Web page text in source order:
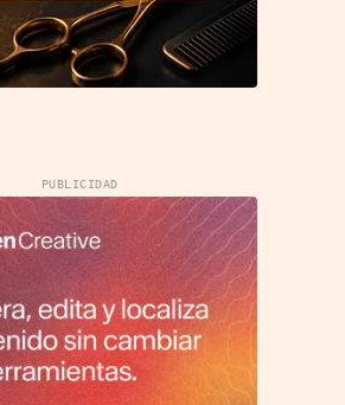
PUBLICIDAD